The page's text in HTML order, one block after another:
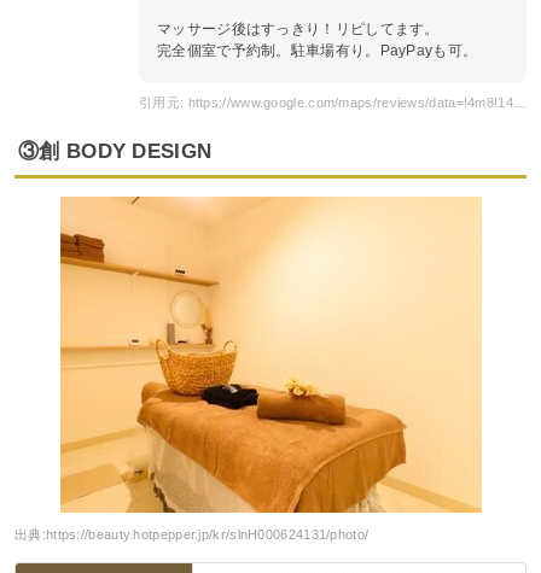
マッサージ後はすっきり！リピしてます。
完全個室で予約制。駐車場有り。PayPayも可。
引用元: https://www.google.com/maps/reviews/data=!4m8!14m7!1m6!2m5!1sChZDSUhNMG9nS0VJQ0FnSUNabmRLQk53EAE!2m1!1s0x0:0x6417764dba1de118!3m1!1s2@1:CIHM0ogKEICAgICZndKBNw%7CCgsIhaaUqAYQgJbcTg%7C?hl=ja
③創 BODY DESIGN
出典:https://beauty.hotpepper.jp/kr/slnH000624131/photo/